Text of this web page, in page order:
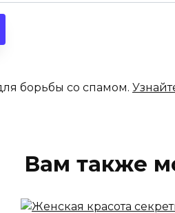
борьбы со спамом.
Вам также